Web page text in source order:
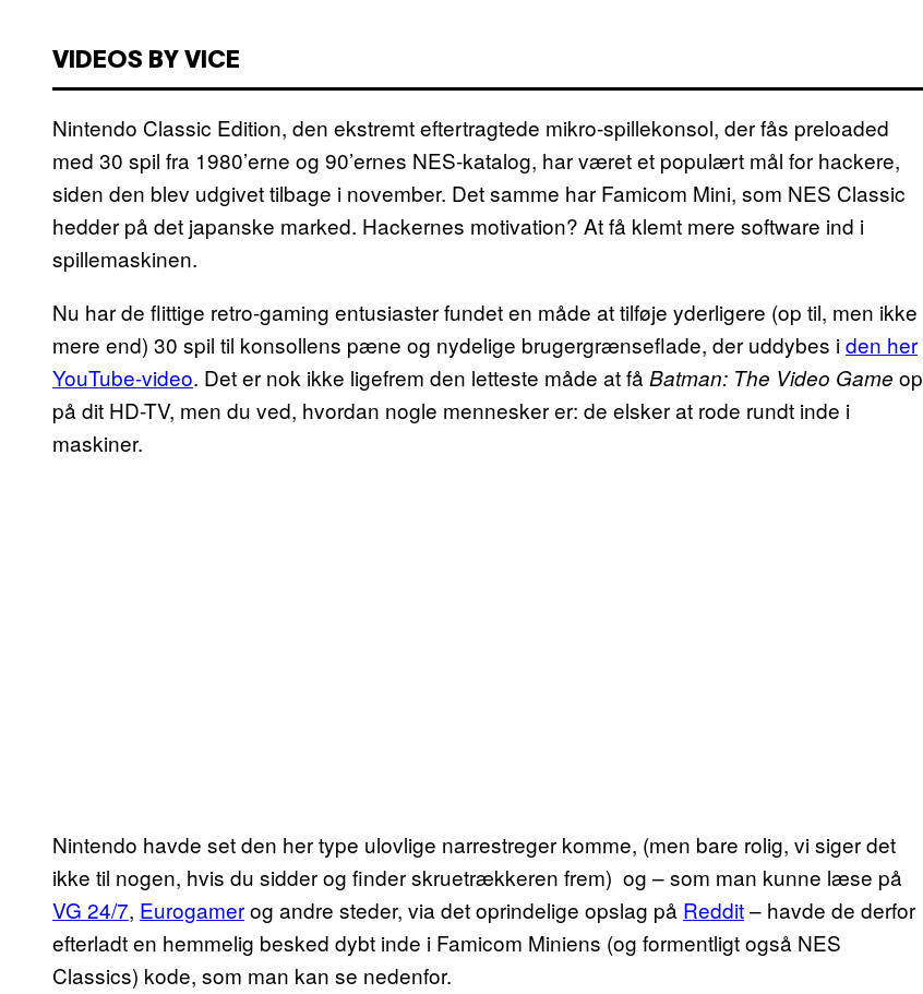
VIDEOS BY VICE
Nintendo Classic Edition, den ekstremt eftertragtede mikro-spillekonsol, der fås preloaded
med 30 spil fra 1980’erne og 90’ernes NES-katalog, har været et populært mål for hackere,
siden den blev udgivet tilbage i november. Det samme har Famicom Mini, som NES Classic
hedder på det japanske marked. Hackernes motivation? At få klemt mere software ind i
spillemaskinen.
Nu har de flittige retro-gaming entusiaster fundet en måde at tilføje yderligere (op til, men ikke
mere end) 30 spil til konsollens pæne og nydelige brugergrænseflade, der uddybes iden her
YouTube-video. Det er nok ikke ligefrem den letteste måde at få Batman: The Video Game op
på dit HD-TV, men du ved, hvordan nogle mennesker er: de elsker at rode rundt inde i
maskiner.
Nintendo havde set den her type ulovlige narrestreger komme, (men bare rolig, vi siger det
ikke til nogen, hvis du sidder og finder skruetrækkeren frem) og – som man kunne læse på
VG 24/7, Eurogamerog andre steder, via det oprindelige opslag på Reddit– havde de derfor
efterladt en hemmelig besked dybt inde i Famicom Miniens (og formentligt også NES
Classics) kode, som man kan se nedenfor.